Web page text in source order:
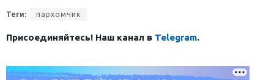
Теги: пархомчик
Присоединяйтесь! Наш канал в Telegram.